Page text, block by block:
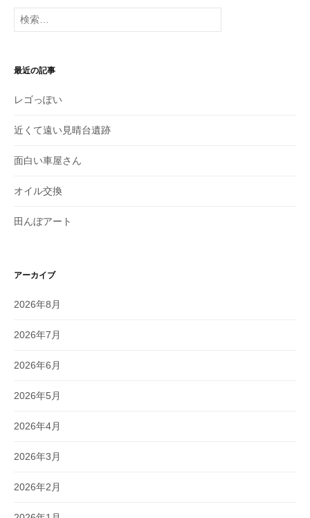
投
稿
検
索:
最近の記事
レゴっぽい
近くて遠い見晴台遺跡
面白い車屋さん
オイル交換
田んぼアート
アーカイブ
2026年8月
2026年7月
2026年6月
2026年5月
2026年4月
2026年3月
2026年2月